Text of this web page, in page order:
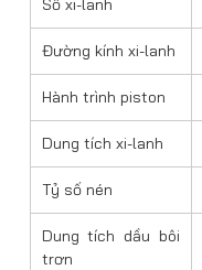
Số xi-lanh
Đường kính xi-lanh
Hành trình piston
Dung tích xi-lanh
Tỷ số nén
Dung tích dầu bôi
trơn